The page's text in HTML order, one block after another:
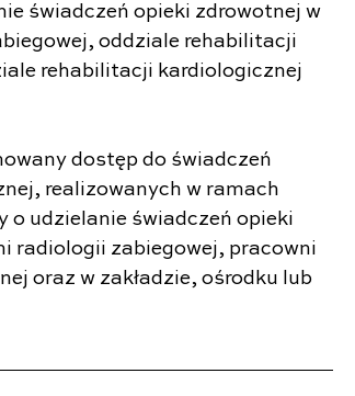
świadczeń opieki zdrowotnej w
oddziale rehabilitacji
rehabilitacji kardiologicznej
dostęp do świadczeń
realizowanych w ramach
o udzielanie świadczeń opieki
radiologii zabiegowej, pracowni
oraz w zakładzie, ośrodku lub